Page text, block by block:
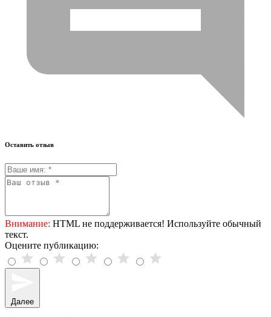
Оставить отзыв
Внимание: HTML не поддерживается! Используйте обычный
текст.
Оцените публикацию:
Далее